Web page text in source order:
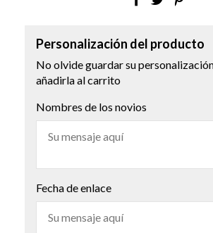
Personalización del producto
No olvide guardar su
añadirla al carrito
Nombres de los novios
Fecha de enlace